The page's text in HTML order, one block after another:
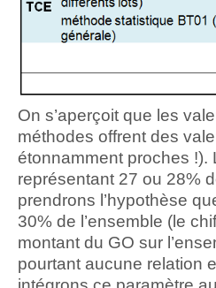
On s’aperçoit que les
méthodes offrent des
étonnamment proches
représentant 27 ou 28%
prendrons l’hypothèse
30% de l’ensemble (le
montant du GO sur
pourtant aucune relation